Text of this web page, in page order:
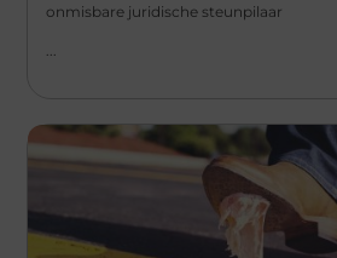
onmisbare juridische steunpilaar